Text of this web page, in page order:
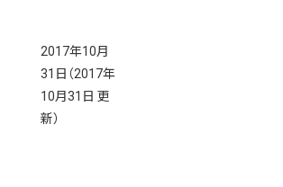
2017年10月
31日 （2017年
10月31日 更
新）